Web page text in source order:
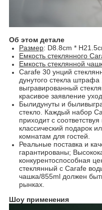
Об этом детале
Размер: D8.8cm *
Емкость стеклянного
Емкость стеклянной
Carafe 30 унций
дунутого стекла
выгравированный
красивое заявление
Былидунуты и
стекло. Каждый набор
приходит с
классический подарок
комнатам для гостей.
Реальные поставка и
гарантированы;
конкурентоспособная
стеклянный с Carafe
чашка/855ml должен
рынках.
Шоу применения